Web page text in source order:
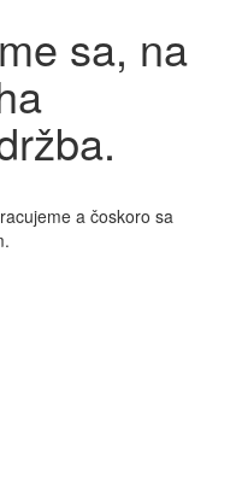
sa, na
a čoskoro sa